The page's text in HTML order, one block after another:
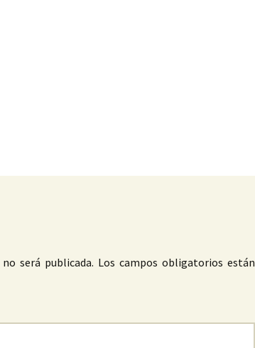
será publicada. Los campos obligatorios están